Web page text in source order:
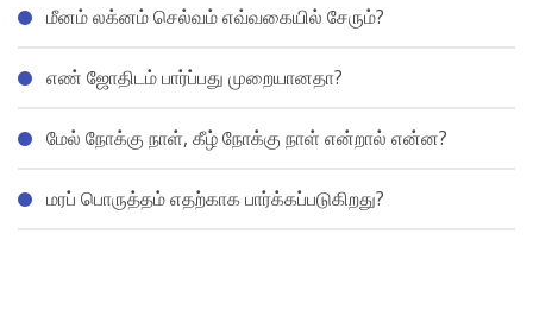
மீனம் லக்னம் செல்வம் எவ்வகையில் சேரும்?
எண் ஜோதிடம் பார்ப்பது முறையானதா?
மேல் நோக்கு நாள், கீழ் நோக்கு நாள் என்றால் என்ன?
மரப் பொருத்தம் எதற்காக பார்க்கப்படுகிறது?